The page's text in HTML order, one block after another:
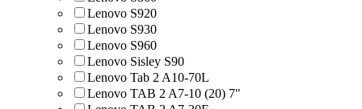
Lenovo S920
Lenovo S930
Lenovo S960
Lenovo Sisley S90
Lenovo Tab 2 A10-70L
Lenovo TAB 2 A7-10 (20) 7"